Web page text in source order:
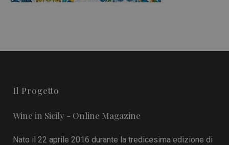
Il Progetto
Wine in Sicily - Online Magazine
Nato il 22 aprile 2016 durante la tredicesima edizione di